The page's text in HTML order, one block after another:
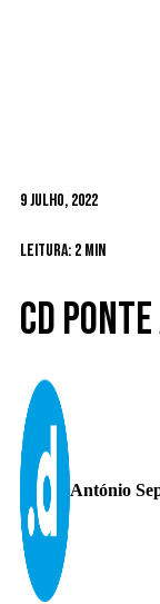
9 Julho, 2022
Leitura: 2 min
CD
António